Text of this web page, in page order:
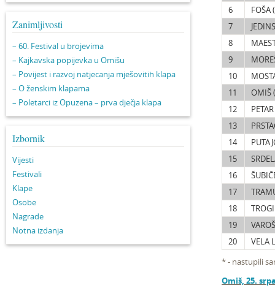
Zanimljivosti
– 60. Festival u brojevima
– Kajkavska popijevka u Omišu
– Povijest i razvoj natjecanja mješovitih klapa
– O ženskim klapama
– Poletarci iz Opuzena – prva dječja klapa
Izbornik
Vijesti
Festivali
Klape
Osobe
Nagrade
Notna izdanja
6
FOŠA
7
8
9
10
11
OMIŠ
12
13
14
15
16
17
18
19
20
VELA
* - nastupili
Omiš, 25.